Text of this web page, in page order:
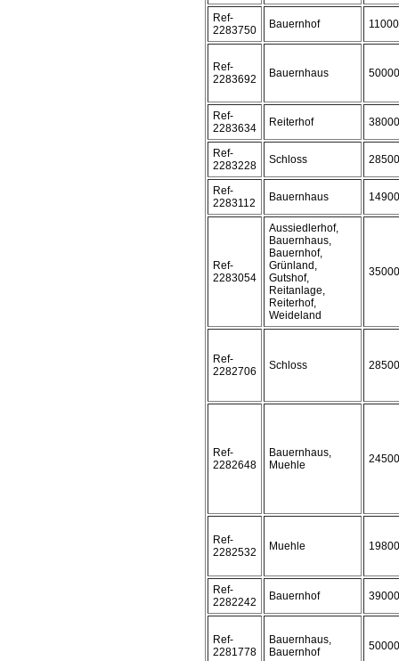
Ref-
2283750
Bauernhof
Ref-
2283692
Bauernhaus
Ref-
2283634
Reiterhof
Ref-
2283228
Schloss
Ref-
2283112
Bauernhaus
Ref-
2283054
Aussiedlerhof,
Bauernhaus,
Bauernhof,
Grünland,
Gutshof,
Reitanlage,
Reiterhof,
Weideland
Ref-
2282706
Schloss
Ref-
2282648
Bauernhaus,
Muehle
Ref-
2282532
Muehle
Ref-
2282242
Bauernhof
Ref-
2281778
Bauernhaus,
Bauernhof